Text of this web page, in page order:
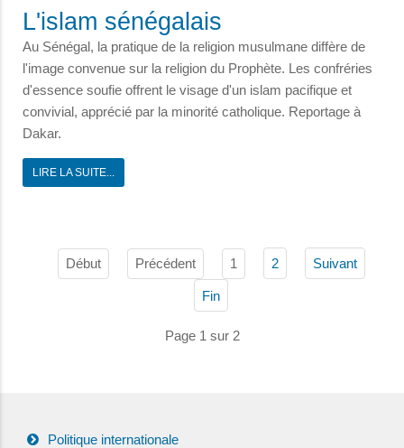
L'islam sénégalais
Au Sénégal, la pratique de la religion musulmane diffère de
l'image convenue sur la religion du Prophète. Les confréries
d'essence soufie offrent le visage d'un islam pacifique et
convivial, apprécié par la minorité catholique. Reportage à
Dakar.
LIRE LA SUITE...
Début Précédent 1 2 Suivant
Fin
Page 1 sur 2
Politique internationale